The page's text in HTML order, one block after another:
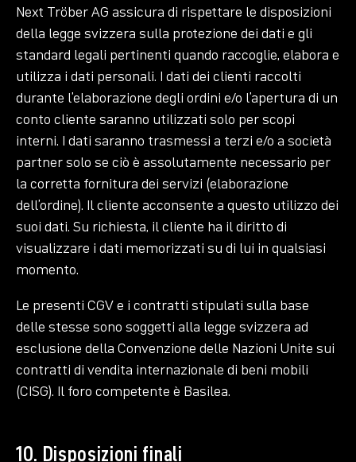
Next Tröber AG assicura di rispettare le disposizioni
della legge svizzera sulla protezione dei dati e gli
standard legali pertinenti quando raccoglie, elabora e
utilizza i dati personali. I dati dei clienti raccolti
durante l’elaborazione degli ordini e/o l’apertura di un
conto cliente saranno utilizzati solo per scopi
interni. I dati saranno trasmessi a terzi e/o a società
partner solo se ciò è assolutamente necessario per
la corretta fornitura dei servizi (elaborazione
dell’ordine). Il cliente acconsente a questo utilizzo dei
suoi dati. Su richiesta, il cliente ha il diritto di
visualizzare i dati memorizzati su di lui in qualsiasi
momento.
Le presenti CGV e i contratti stipulati sulla base
delle stesse sono soggetti alla legge svizzera ad
esclusione della Convenzione delle Nazioni Unite sui
contratti di vendita internazionale di beni mobili
(CISG). Il foro competente è Basilea.
10. Disposizioni finali